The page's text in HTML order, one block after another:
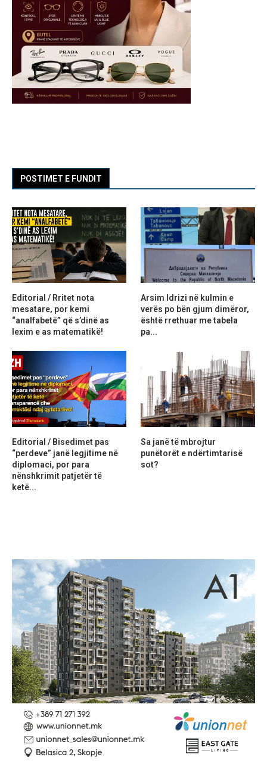
POSTIMET E FUNDIT
Editorial / Rritet nota
mesatare, por kemi
“analfabetë” që s’dinë as
lexim e as matematikë!
Arsim Idrizi në kulmin e
verës po bën gjum dimëror,
është rrethuar me tabela
pa...
Editorial / Bisedimet pas
“perdeve” janë legjitime në
diplomaci, por para
nënshkrimit patjetër të
ketë...
Sa janë të mbrojtur
punëtorët e ndërtimtarisë
sot?